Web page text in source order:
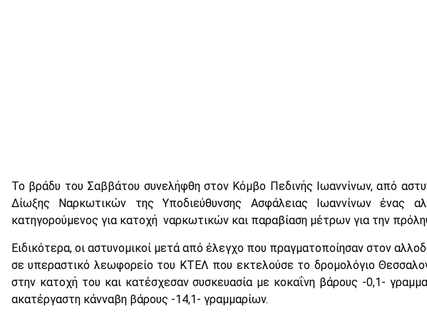
Το βράδυ του Σαββάτου συνελήφθη στον Κόμβο Πεδινής Ιωαννίνων, από
Δίωξης Ναρκωτικών της Υποδιεύθυνσης Ασφάλειας Ιωαννίνων ένας
κατηγορούμενος για κατοχή ναρκωτικών και παραβίαση μέτρων για την
Ειδικότερα, οι αστυνομικοί μετά από έλεγχο που πραγματοποίησαν στον
σε υπεραστικό λεωφορείο του ΚΤΕΛ που εκτελούσε το δρομολόγιο
στην κατοχή του και κατέσχεσαν συσκευασία με κοκαΐνη βάρους -0,1-
ακατέργαστη κάνναβη βάρους -14,1- γραμμαρίων.